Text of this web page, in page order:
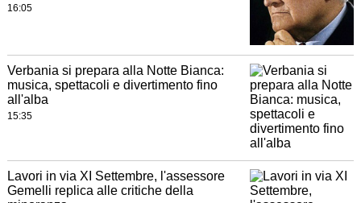
16:05
Verbania si prepara alla Notte Bianca:
musica, spettacoli e divertimento fino
all'alba
15:35
Lavori in via XI Settembre, l'assessore
Gemelli replica alle critiche della